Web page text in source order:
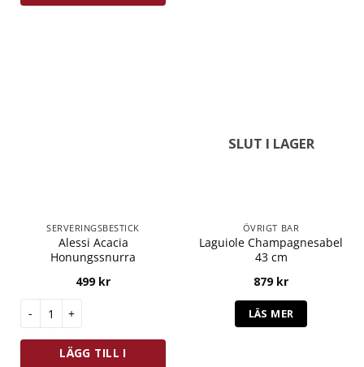
SERVERINGSBESTICK
Alessi Acacia
Honungssnurra
499 kr
LÄGG TILL I
SLUT I LAGER
ÖVRIGT BAR
Laguiole Champagnesabel
43 cm
879 kr
LÄS MER